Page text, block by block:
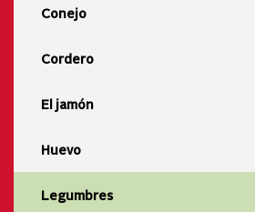
Conejo
Cordero
El jamón
Huevo
Legumbres